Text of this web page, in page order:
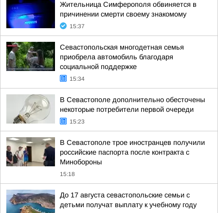
Жительница Симферополя обвиняется в
причинении смерти своему знакомому
15:37
Севастопольская многодетная семья
приобрела автомобиль благодаря
социальной поддержке
15:34
В Севастополе дополнительно обесточены
некоторые потребители первой очереди
15:23
В Севастополе трое иностранцев получили
российские паспорта после контракта с
Минобороны
15:18
До 17 августа севастопольские семьи с
детьми получат выплату к учебному году